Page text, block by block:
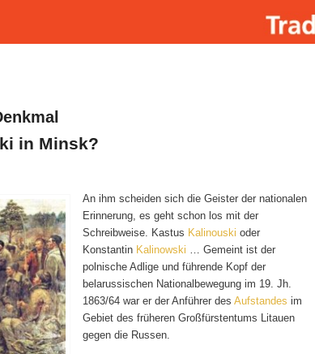
in Minsk?
An ihm scheiden sich die Geister der nationalen
Erinnerung, es geht schon los mit der
Schreibweise. Kastus Kalinouski oder
Konstantin Kalinowski … Gemeint ist der
polnische Adlige und führende Kopf der
belarussischen Nationalbewegung im 19. Jh.
1863/64 war er der Anführer des Aufstandes im
Gebiet des früheren Großfürstentums Litauen
gegen die Russen.